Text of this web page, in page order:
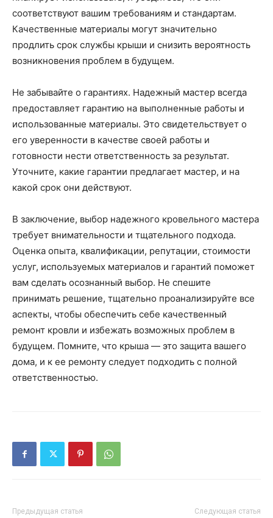
соответствуют вашим требованиям и стандартам.
Качественные материалы могут значительно
продлить срок службы крыши и снизить вероятность
возникновения проблем в будущем.
Не забывайте о гарантиях. Надежный мастер всегда
предоставляет гарантию на выполненные работы и
использованные материалы. Это свидетельствует о
его уверенности в качестве своей работы и
готовности нести ответственность за результат.
Уточните, какие гарантии предлагает мастер, и на
какой срок они действуют.
В заключение, выбор надежного кровельного мастера
требует внимательности и тщательного подхода.
Оценка опыта, квалификации, репутации, стоимости
услуг, используемых материалов и гарантий поможет
вам сделать осознанный выбор. Не спешите
принимать решение, тщательно проанализируйте все
аспекты, чтобы обеспечить себе качественный
ремонт кровли и избежать возможных проблем в
будущем. Помните, что крыша — это защита вашего
дома, и к ее ремонту следует подходить с полной
ответственностью.
Предыдущая статья Следующая статья